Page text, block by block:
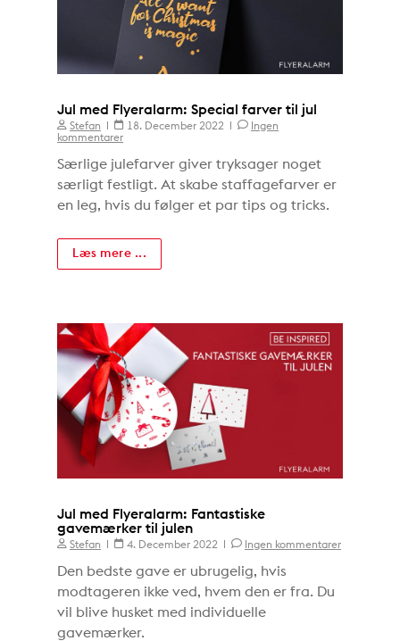
Jul med Flyeralarm: Special farver til jul
Stefan 18. December 2022
Ingen
kommentarer
Særlige julefarver giver tryksager noget
særligt festligt. At skabe staffagefarver er
en leg, hvis du følger et par tips og tricks.
Læs mere ...
Jul med Flyeralarm: Fantastiske
gavemærker til julen
Stefan 4. December 2022 Ingen kommentarer
Den bedste gave er ubrugelig, hvis
modtageren ikke ved, hvem den er fra. Du
vil blive husket med individuelle
gavemærker.